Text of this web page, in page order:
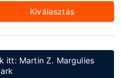
Kiválasztás
itt: Martin Z. Margulies